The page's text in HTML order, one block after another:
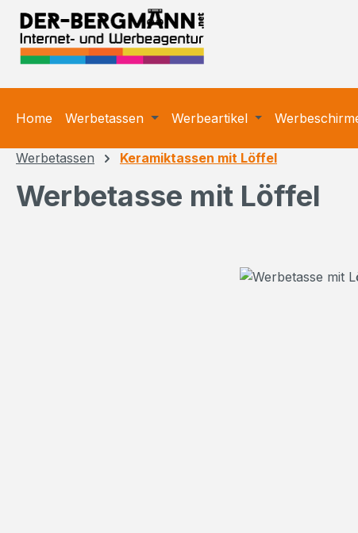
Hauptinhalt springen
Zur Suche springen
Zur Hauptnavigation springen
Home Werbetassen Werbeartikel
Werbetassen Keramiktassen mit Löffel
Werbetasse mit Löffel